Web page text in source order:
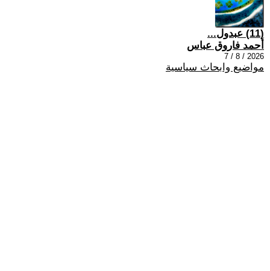
(11) عبدول...
أحمد فاروق عباس
2026 / 8 / 7
مواضيع وابحاث سياسية